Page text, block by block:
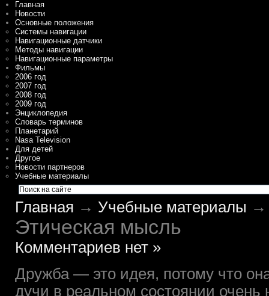
Главная
Новости
Основные положения
Системы навигации
Навигационные датчики
Методы навигации
Навигационные параметры
Фильмы
2006 год
2007 год
2008 год
2009 год
Энциклопедия
Словарь терминов
Планетарий
Nasa Television
Для детей
Другое
Новости партнеров
Учебные материалы
Главная → Учебные материалы →
Этическая мысль
Комментариев нет »
Дружба — это идея, потому что
дучи в реальном состоянии